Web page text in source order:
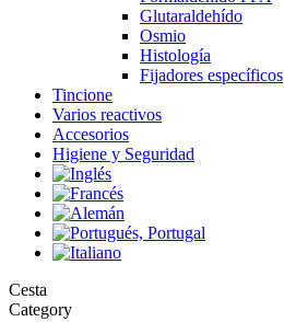
Glutaraldehído
Osmio
Histología
Fijadores específicos
Tincione
Varios reactivos
Accesorios
Higiene y Seguridad
Cesta
Cart
Category